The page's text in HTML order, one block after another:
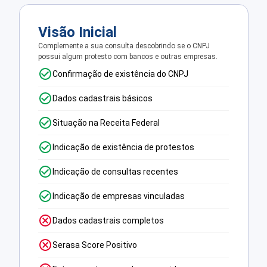
Visão Inicial
Complemente a sua consulta descobrindo se o CNPJ
possui algum protesto com bancos e outras empresas.
Confirmação de existência do CNPJ
Dados cadastrais básicos
Situação na Receita Federal
Indicação de existência de protestos
Indicação de consultas recentes
Indicação de empresas vinculadas
Dados cadastrais completos
Serasa Score Positivo